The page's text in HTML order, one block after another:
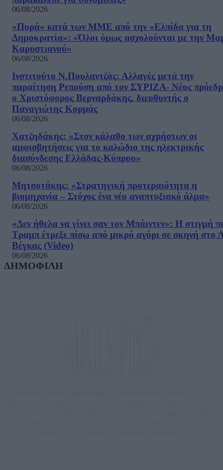
06/08/2026
«Πυρά» κατά των ΜΜΕ από την «Ελπίδα για τη
Δημοκρατία»: «Όλοι όμως ασχολούνται με την
Καρυστιανού»
06/08/2026
Ινστιτούτο Ν.Πουλαντζάς: Αλλαγές μετά την
παραίτηση Ρεπούση από τον ΣΥΡΙΖΑ- Νέος
ο Χριστόφορος Βερναρδάκης, διευθυντής ο
Παναγιώτης Κορμάς
06/08/2026
Χατζηδάκης: «Στον κάλαθο των αχρήστων οι
αμφισβητήσεις για το καλώδιο της ηλεκτρικής
διασύνδεσης Ελλάδας-Κύπρου»
06/08/2026
Μητσοτάκης: «Στρατηγική προτεραιότητα η
βιομηχανία – Στόχος ένα νέο αναπτυξιακό άλμα»
06/08/2026
«Δεν ήθελα να γίνει σαν τον Μπάιντεν»: Η στιγμή
Τραμπ έτρεξε πίσω από μικρό αγόρι σε σκηνή στο
Βέγκας (Video)
06/08/2026
ΔΗΜΟΦΙΛΗ